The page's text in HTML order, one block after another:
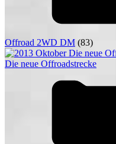
Offroad 2WD DM (83)